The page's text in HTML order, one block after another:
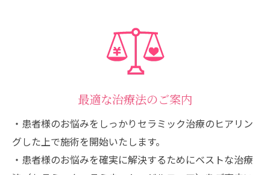
最適な治療法のご案内
・患者様のお悩みをしっかりセラミック治療のヒアリン
グした上で施術を開始いたします。
・患者様のお悩みを確実に解決するためにベストな治療